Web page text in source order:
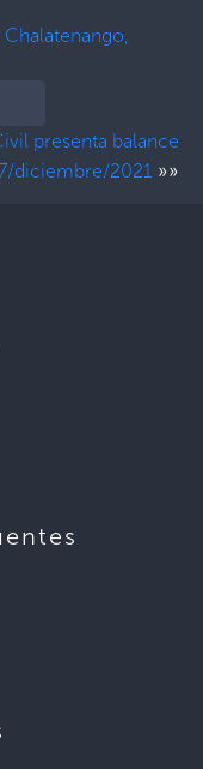
presenta balance
diciembre/2021 »»